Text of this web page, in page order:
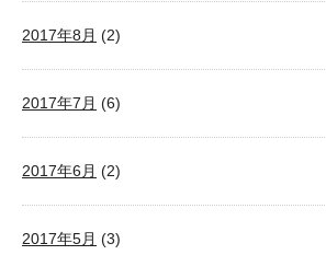
2017年8月 (2)
2017年7月 (6)
2017年6月 (2)
2017年5月 (3)